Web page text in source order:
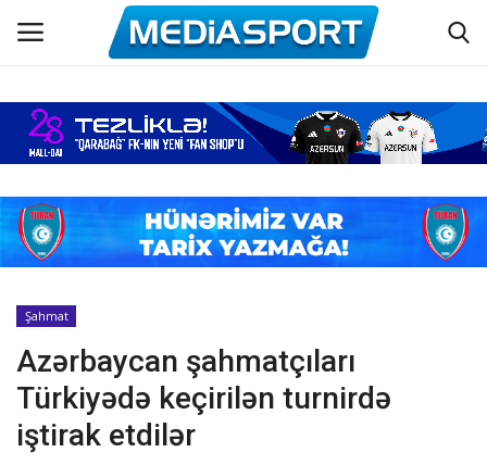
Əsas
Azərbaycan futbolu
Maraqlı
Əlaqə
Haqqımızda
Köşə yazıları
Şahmat
Azərbaycan şahmatçıları
Türkiyədə keçirilən turnirdə
iştirak etdilər